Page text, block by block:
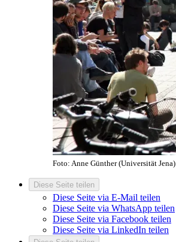
Foto: Anne Günther (Universität Jena)
Diese Seite teilen
Diese Seite via E-Mail teilen
Diese Seite via WhatsApp teilen
Diese Seite via Facebook teilen
Diese Seite via LinkedIn teilen